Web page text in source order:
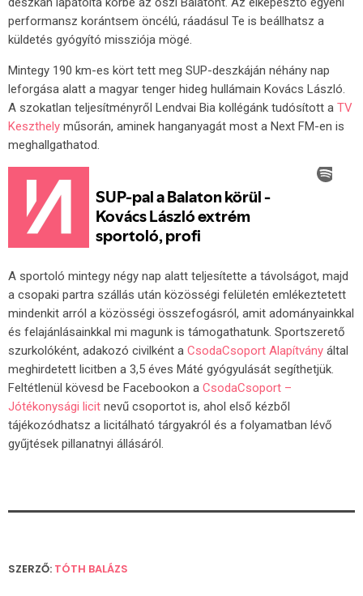
performansz korántsem öncélú, ráadásul Te is beállhatsz a
küldetés gyógyító missziója mögé.
Mintegy 190 km-es kört tett meg SUP-deszkáján néhány nap
leforgása alatt a magyar tenger hideg hullámain Kovács László.
A szokatlan teljesítményről Lendvai Bia kollégánk tudósított a TV
Keszthely műsorán, aminek hanganyagát most a Next FM-en is
meghallgathatod.
A sportoló mintegy négy nap alatt teljesítette a távolságot, majd
a csopaki partra szállás után közösségi felületén emlékeztetett
mindenkit arról a közösségi összefogásról, amit adományainkkal
és felajánlásainkkal mi magunk is támogathatunk. Sportszerető
szurkolóként, adakozó civilként a CsodaCsoport Alapítvány által
meghirdetett licitben a 3,5 éves Máté gyógyulását segíthetjük.
Feltétlenül kövesd be Facebookon a CsodaCsoport –
Jótékonysági licit nevű csoportot is, ahol első kézből
tájékozódhatsz a licitálható tárgyakról és a folyamatban lévő
gyűjtések pillanatnyi állásáról.
SZERZŐ: TÓTH BALÁZS